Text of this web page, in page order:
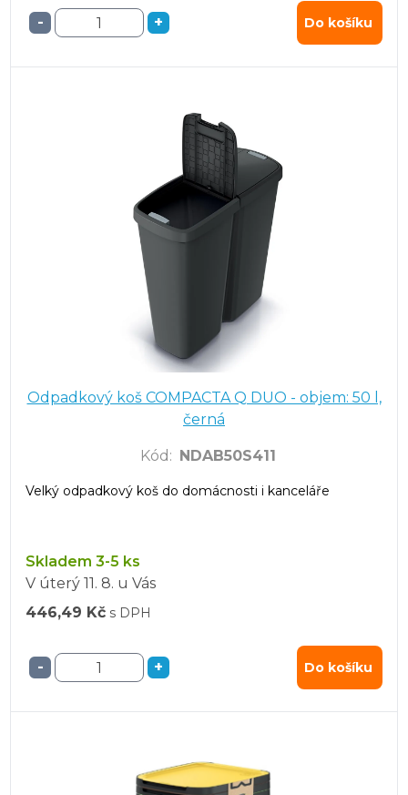
- + Do košíku
Odpadkový koš COMPACTA Q DUO - objem: 50 l,
černá
Kód : NDAB50S411
Velký odpadkový koš do domácnosti i kanceláře
Skladem 3-5 ks
V úterý 11. 8. u Vás
446,49 Kč s DPH
- + Do košíku